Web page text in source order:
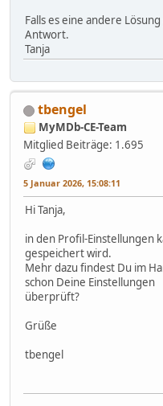
Falls es eine andere
Antwort.
Tanja
tbengel
MyMDb-CE-Team
Mitglied Beiträge: 1.695
5 Januar 2026, 15:08:11
Hi Tanja,
in den Profil-Einstellungen
gespeichert wird.
Mehr dazu findest Du im
schon Deine Einstellungen
überprüft?
Grüße
tbengel